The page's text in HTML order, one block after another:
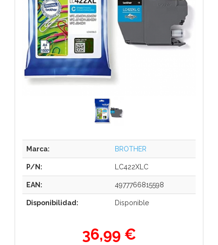
Marca: BROTHER
P/N: LC422XLC
EAN: 4977766815598
Disponibilidad: Disponible
36,99 €